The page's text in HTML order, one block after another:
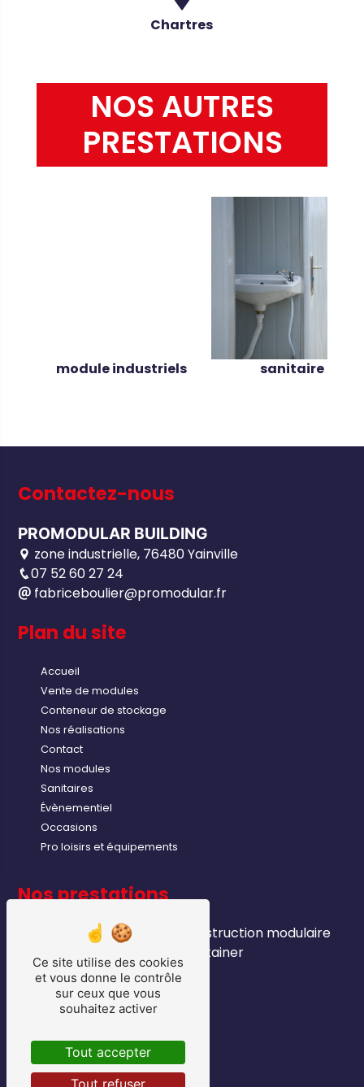
Chartres
NOS AUTRES
PRESTATIONS
module industriels sanitaire
Contactez-nous
PROMODULAR BUILDING
zone industrielle, 76480 Yainville
07 52 60 27 24
fabriceboulier@promodular.fr
Plan du site
Accueil
Vente de modules
Conteneur de stockage
Nos réalisations
Contact
Nos modules
Sanitaires
Évènementiel
Occasions
Pro loisirs et équipements
Nos prestations
module industriels
location bungalows
module chantier
vente bungalows
matériel export
bungalows
construction modulaire
container
Ce site utilise des cookies
et vous donne le contrôle
sur ceux que vous
souhaitez activer
Tout accepter
Tout refuser